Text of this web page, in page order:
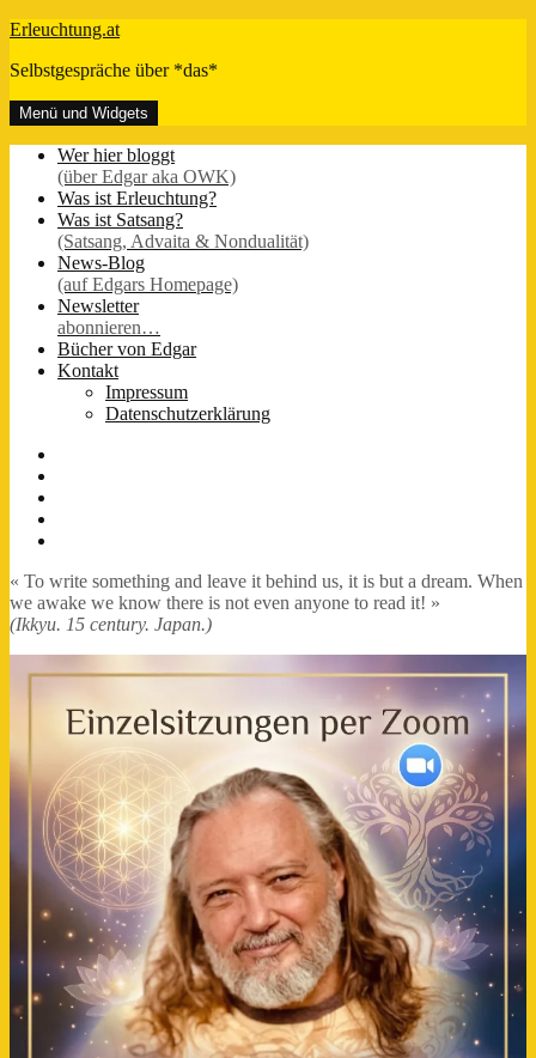
Zum
springen
Erleuchtung.at
Selbstgespräche über *das*
Menü und Widgets
Wer hier bloggt
(über Edgar aka OWK)
Was ist Erleuchtung?
Was ist Satsang?
(Satsang, Advaita & Nondualität)
News-Blog
(auf Edgars Homepage)
Newsletter
abonnieren…
Bücher von Edgar
Kontakt
Impressum
Datenschutzerklärung
« To write something and leave it behind us, it is but a dream. When
we awake we know there is not even anyone to read it! »
(Ikkyu. 15 century. Japan.)